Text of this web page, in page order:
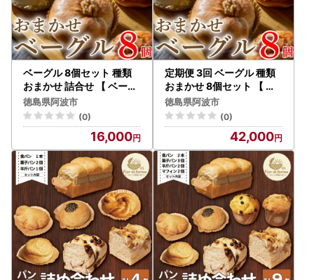
ベーグル 8個セット 種類
おまかせ 詰合せ 【 ベーグ
ル 】
徳島県阿波市
(0)
16,000
定期便 3回 ベーグル 種類
おまかせ 8個セット 【 ベ
ーグル 】
徳島県阿波市
(0)
42,000